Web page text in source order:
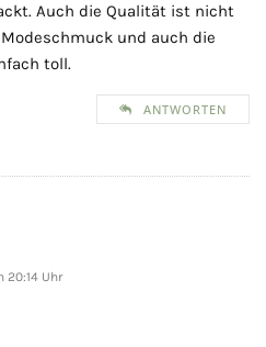
Auch die Qualität ist nicht
und auch die
toll.
ANTWORTEN
20:14 Uhr